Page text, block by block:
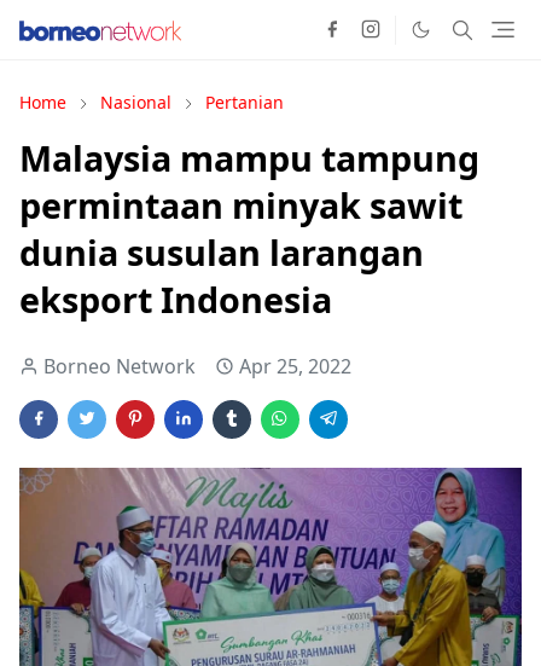
Home Nasional Pertanian
Malaysia mampu tampung
permintaan minyak sawit
dunia susulan larangan
eksport Indonesia
Borneo Network Apr 25, 2022